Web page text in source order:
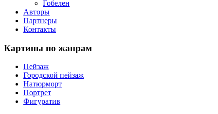
Гобелен
Авторы
Партнеры
Контакты
Картины по жанрам
Пейзаж
Городской пейзаж
Натюрморт
Портрет
Фигуратив